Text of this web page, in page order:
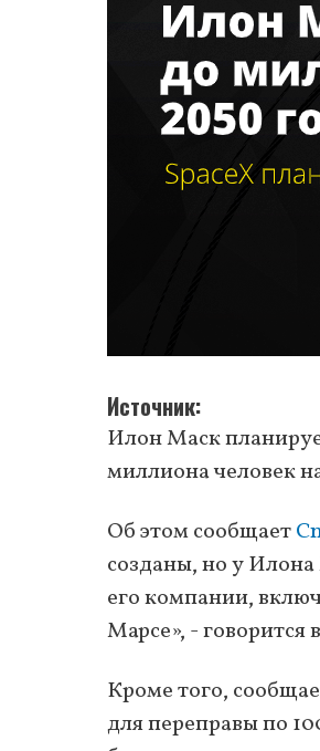
Источник
Илон Маск
миллиона человек
Об этом сообщает
созданы, но у
его компании,
Марсе», - говорится
Кроме того,
для переправы по